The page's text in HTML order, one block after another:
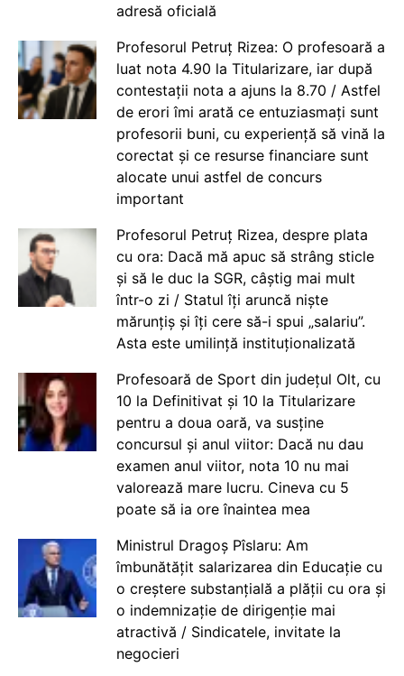
adresă oficială
Profesorul Petruț Rizea: O profesoară a
luat nota 4.90 la Titularizare, iar după
contestații nota a ajuns la 8.70 / Astfel
de erori îmi arată ce entuziasmați sunt
profesorii buni, cu experiență să vină la
corectat și ce resurse financiare sunt
alocate unui astfel de concurs
important
Profesorul Petruț Rizea, despre plata
cu ora: Dacă mă apuc să strâng sticle
și să le duc la SGR, câștig mai mult
într-o zi / Statul îți aruncă niște
mărunțiș și îți cere să-i spui „salariu”.
Asta este umilință instituționalizată
Profesoară de Sport din județul Olt, cu
10 la Definitivat și 10 la Titularizare
pentru a doua oară, va susține
concursul și anul viitor: Dacă nu dau
examen anul viitor, nota 10 nu mai
valorează mare lucru. Cineva cu 5
poate să ia ore înaintea mea
Ministrul Dragoș Pîslaru: Am
îmbunătățit salarizarea din Educație cu
o creștere substanțială a plății cu ora și
o indemnizație de dirigenție mai
atractivă / Sindicatele, invitate la
negocieri